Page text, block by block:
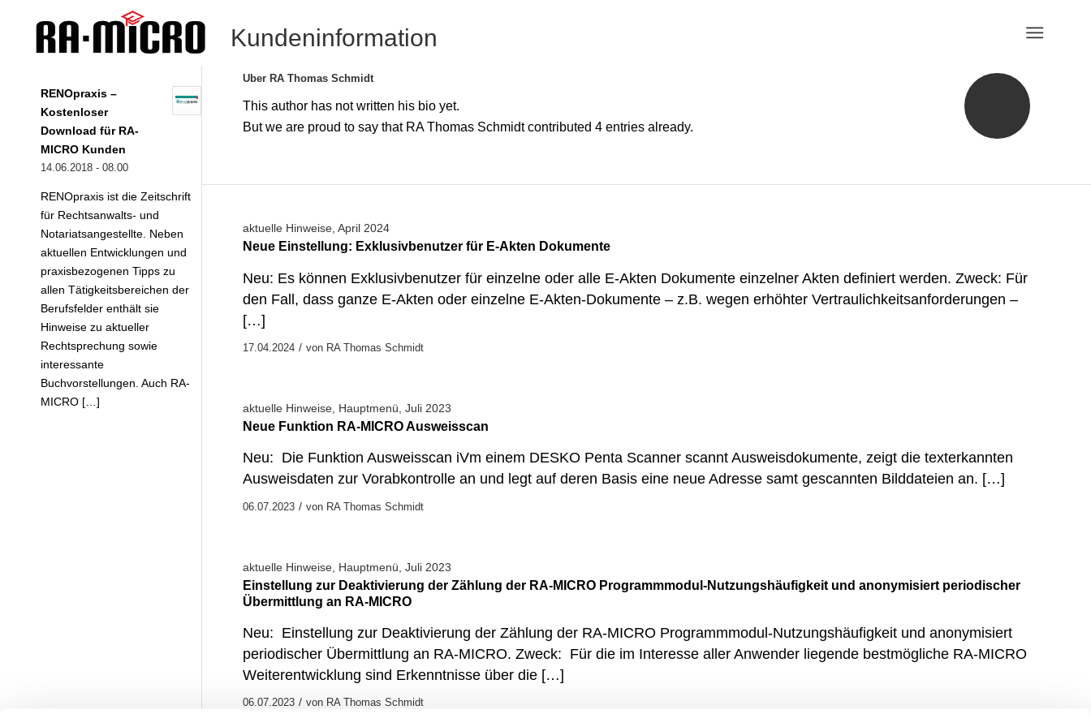
Kundeninformation
Über RA Thomas Schmidt
This author has not written his bio yet.
But we are proud to say that RA Thomas Schmidtcontributed 4 entries already.
aktuelle Hinweise, April 2024
Neue Einstellung: Exklusivbenutzer für E-Akten Dokumente
Neu: Es können Exklusivbenutzer für einzelne oder alle E-Akten Dokumente einzelner Akten definiert werden. Zweck: Für
den Fall, dass ganze E-Akten oder einzelne E-Akten-Dokumente – z.B. wegen erhöhter Vertraulichkeitsanforderungen –
[…]
17.04.2024 / von RA Thomas Schmidt
aktuelle Hinweise, Hauptmenü Juli 2023
Neue Funktion RA-MICRO Ausweisscan
Neu: Die Funktion Ausweisscan iVm einem DESKO Penta Scanner scannt Ausweisdokumente, zeigt die texterkannten
Ausweisdaten zur Vorabkontrolle an und legt auf deren Basis eine neue Adresse samt gescannten Bilddateien an. […]
06.07.2023 / von RA Thomas Schmidt
aktuelle Hinweise, Hauptmenü Juli 2023
Einstellung zur Deaktivierung der Zählung der RA-MICRO Programmmodul-Nutzungshäufigkeit und anonymisiert periodischer
Übermittlung an RA-MICRO
Neu: Einstellung zur Deaktivierung der Zählung der RA-MICRO Programmmodul-Nutzungshäufigkeit und anonymisiert
periodischer Übermittlung an RA-MICRO. Zweck: Für die im Interesse aller Anwender liegende bestmögliche RA-MICRO
Weiterentwicklung sind Erkenntnisse über die […]
06.07.2023 / von RA Thomas Schmidt
RENOpraxis –
Kostenloser
Download für RA-
MICRO Kunden
14.06.2018 - 08.00
RENOpraxis ist die Zeitschrift
für Rechtsanwalts- und
Notariatsangestellte. Neben
aktuellen Entwicklungen und
praxisbezogenen Tipps zu
allen Tätigkeitsbereichen der
Berufsfelder enthält sie
Hinweise zu aktueller
Rechtsprechung sowie
interessante
Buchvorstellungen. Auch RA-
MICRO […]